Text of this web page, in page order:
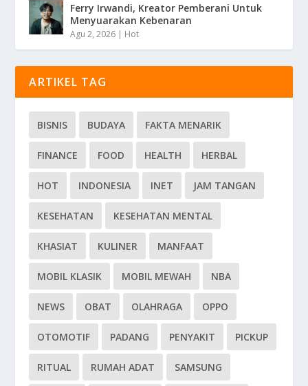
Ferry Irwandi, Kreator Pemberani Untuk
Menyuarakan Kebenaran
Agu 2, 2026 | Hot
ARTIKEL TAG
BISNIS BUDAYA FAKTA MENARIK
FINANCE FOOD HEALTH HERBAL
HOT INDONESIA INET JAM TANGAN
KESEHATAN KESEHATAN MENTAL
KHASIAT KULINER MANFAAT
MOBIL KLASIK MOBIL MEWAH NBA
NEWS OBAT OLAHRAGA OPPO
OTOMOTIF PADANG PENYAKIT PICKUP
RITUAL RUMAH ADAT SAMSUNG